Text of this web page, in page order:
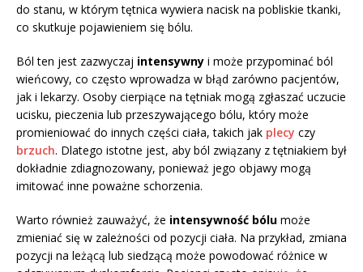
do stanu, w którym tętnica wywiera nacisk na pobliskie tkanki,
co skutkuje pojawieniem się bólu.
Ból ten jest zazwyczaj intensywny i może przypominać ból
wieńcowy, co często wprowadza w błąd zarówno pacjentów,
jak i lekarzy. Osoby cierpiące na tętniak mogą zgłaszać uczucie
ucisku, pieczenia lub przeszywającego bólu, który może
promieniować do innych części ciała, takich jak plecy czy
brzuch. Dlatego istotne jest, aby ból związany z tętniakiem był
dokładnie zdiagnozowany, ponieważ jego objawy mogą
imitować inne poważne schorzenia.
Warto również zauważyć, że intensywność bólu może
zmieniać się w zależności od pozycji ciała. Na przykład, zmiana
pozycji na leżącą lub siedzącą może powodować różnice w